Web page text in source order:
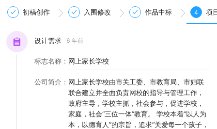
LOGO
初稿创作 入围修改 作品中标 4 项
设计需求 6 年前
标志名称 ： 网上家长学校
公司简介 ： 网上家长学校由市关工委、市教育局、市妇联
联合建立并全面负责网校的指导与管理工作，
政府主导，学校主抓，社会参与，促进学校，
家庭，社会“三位一体”教育。 学校本着“以人为
本，以德育人”的宗旨，追求“关爱每一个孩子，